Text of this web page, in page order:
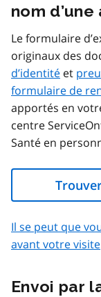
nom
Le formulaire
originaux des
d’identité et
formulaire de
apportés en
centre
Santé en
Il se peut que
avant votre visite
Envoi par